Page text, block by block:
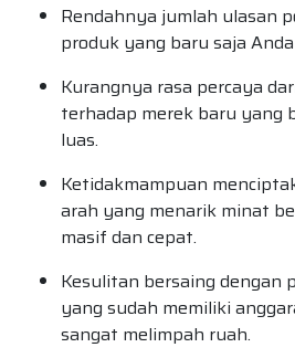
Rendahnya jumlah ulasan
produk yang baru saja
Kurangnya rasa percaya
terhadap merek baru yang
luas.
Ketidakmampuan
arah yang menarik minat
masif dan cepat.
Kesulitan bersaing dengan
yang sudah memiliki
sangat melimpah ruah.